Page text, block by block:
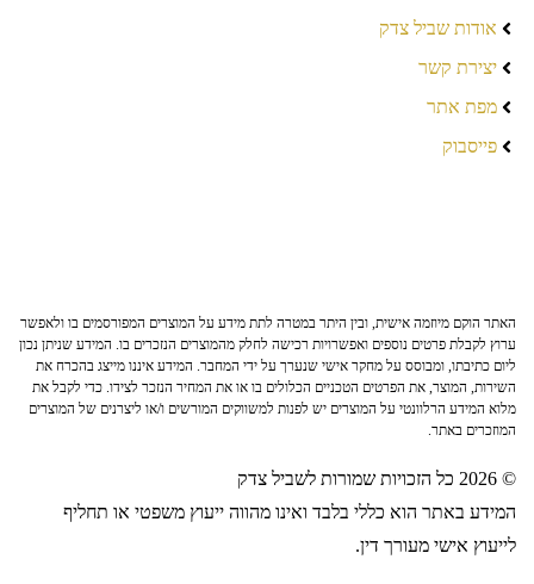
אודות שביל צדק
יצירת קשר
מפת אתר
פייסבוק
האתר הוקם מיוזמה אישית, ובין היתר במטרה לתת מידע על המוצרים המפורסמים בו ולאפשר
ערוץ לקבלת פרטים נוספים ואפשרויות רכישה לחלק מהמוצרים הנזכרים בו. המידע שניתן נכון
ליום כתיבתו, ומבוסס על מחקר אישי שנערך על ידי המחבר. המידע איננו מייצג בהכרח את
השירות, המוצר, את הפרטים הטכניים הכלולים בו או את המחיר הנזכר לצידו. כדי לקבל את
מלוא המידע הרלוונטי על המוצרים יש לפנות למשווקים המורשים ו/או ליצרנים של המוצרים
המוזכרים באתר.
© 2026 כל הזכויות שמורות לשביל צדק
המידע באתר הוא כללי בלבד ואינו מהווה ייעוץ משפטי או תחליף
לייעוץ אישי מעורך דין.